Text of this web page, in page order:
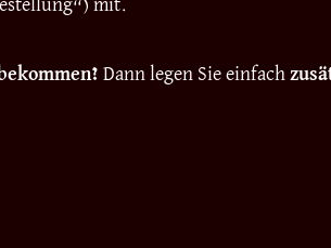
mit.
Dann legen Sie einfach